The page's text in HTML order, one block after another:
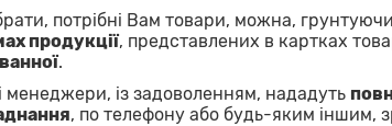
потрібні Вам товари, можна,
продукції, представлених в картках
.
менеджери, із задоволенням, нададуть
, по телефону або будь-яким іншим,